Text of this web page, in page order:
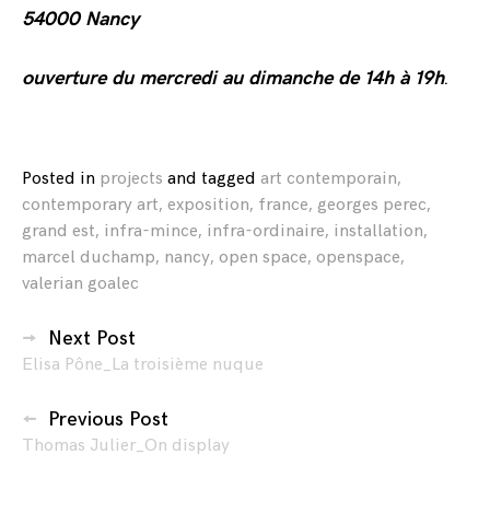
54000 Nancy
ouverture du mercredi au dimanche de 14h à 19h.
Posted in projects and tagged art contemporain,
contemporary art, exposition, france, georges perec,
grand est, infra-mince, infra-ordinaire, installation,
marcel duchamp, nancy, open space, openspace,
valerian goalec
Navigation
des
articles
Next Post
Elisa Pône_La troisième nuque
Previous Post
Thomas Julier_On display